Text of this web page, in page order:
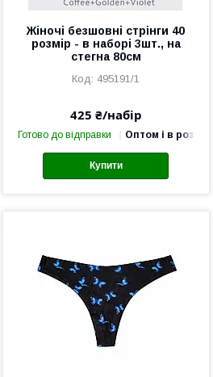
Жіночі безшовні стрінги 40
розмір - в наборі 3шт., на
стегна 80см
495191/1
425 ₴/набір
Готово до відправки Оптом і в роздріб
Купити